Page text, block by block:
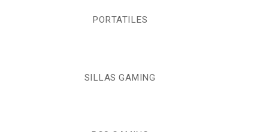
PORTATILES
SILLAS GAMING